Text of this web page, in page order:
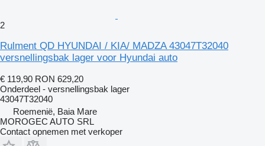
2
Rulment QD HYUNDAI / KIA/ MADZA 43047T32040
versnellingsbak lager voor Hyundai auto
€ 119,90 RON 629,20
Onderdeel - versnellingsbak lager
43047T32040
Roemenië, Baia Mare
MOROGEC AUTO SRL
Contact opnemen met verkoper